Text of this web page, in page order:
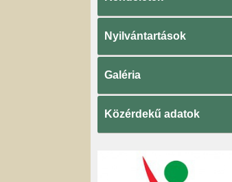
Nyilvántartások
Galéria
Közérdekű adatok